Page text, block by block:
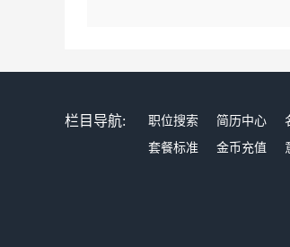
栏目导航: 职位搜索 简历中心
套餐标准
金币充值